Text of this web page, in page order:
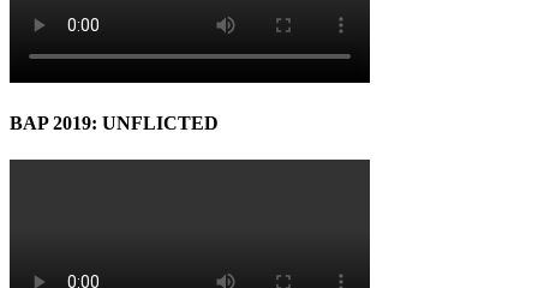
BAP 2019: UNFLICTED